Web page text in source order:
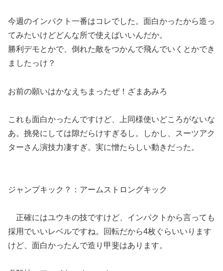
今週のインパクト一番はコレでした。面白かったから造っ
てみたいけどどんな所で使えばいいんだか。
勝利デモとかで、倒れた敵をつかんで飛んでいくとかでき
ましたっけ？
お前の願いはかなえちまったぜ！ざまあみろ
これも面白かったんですけど、上同様使いどころがないな
あ。挑発にしては隙だらけすぎるし。しかし、スーツアク
ターさん演技力凄すぎ。実に憎たらしい動きだった。
ジャンプキック？：アームストロングキック
正確にはユウキの技ですけど、インパクトから言っても
採用でいいレベルですね。回転だから4枚ぐらいいります
けど、面白かったんで造り甲斐はあります。